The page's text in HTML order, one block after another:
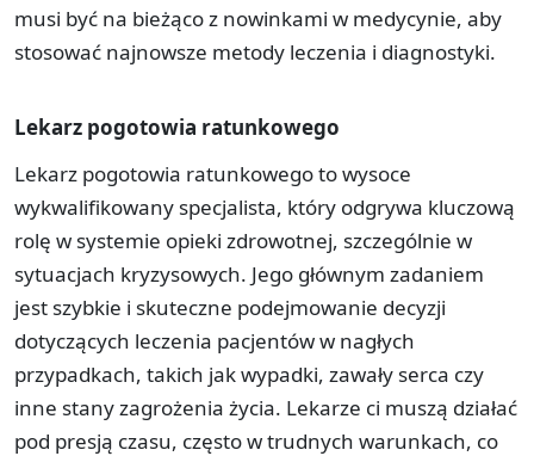
musi być na bieżąco z nowinkami w medycynie, aby
stosować najnowsze metody leczenia i diagnostyki.
Lekarz pogotowia ratunkowego
Lekarz pogotowia ratunkowego to wysoce
wykwalifikowany specjalista, który odgrywa kluczową
rolę w systemie opieki zdrowotnej, szczególnie w
sytuacjach kryzysowych. Jego głównym zadaniem
jest szybkie i skuteczne podejmowanie decyzji
dotyczących leczenia pacjentów w nagłych
przypadkach, takich jak wypadki, zawały serca czy
inne stany zagrożenia życia. Lekarze ci muszą działać
pod presją czasu, często w trudnych warunkach, co